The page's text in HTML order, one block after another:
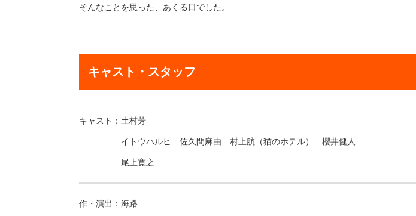
そんなことを思った、あくる日でした。
キャスト・スタッフ
キャスト：土村芳
イトウハルヒ 佐久間麻由 村上航（猫のホテル） 櫻井健人
尾上寛之
作・演出：海路